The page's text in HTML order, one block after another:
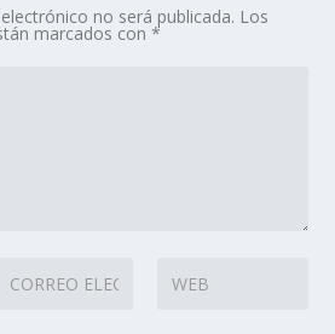
no será publicada. Los
marcados con*